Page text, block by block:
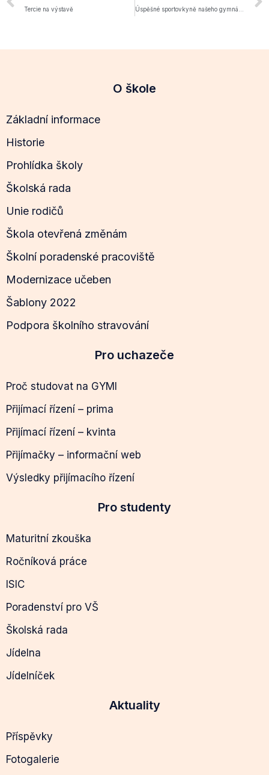
Tercie na výstavě
O škole
Základní informace
Historie
Prohlídka školy
Školská rada
Unie rodičů
Škola otevřená změnám
Školní poradenské pracoviště
Modernizace učeben
Šablony 2022
Podpora školního stravování
Pro uchazeče
Proč studovat na GYMI
Přijímací řízení – prima
Přijímací řízení – kvinta
Přijímačky – informační web
Výsledky přijímacího řízení
Pro studenty
Maturitní zkouška
Ročníková práce
ISIC
Poradenství pro VŠ
Školská rada
Jídelna
Jídelníček
Aktuality
Příspěvky
Fotogalerie